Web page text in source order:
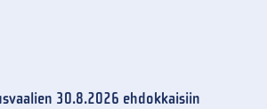
30.8.2026 ehdokkaisiin